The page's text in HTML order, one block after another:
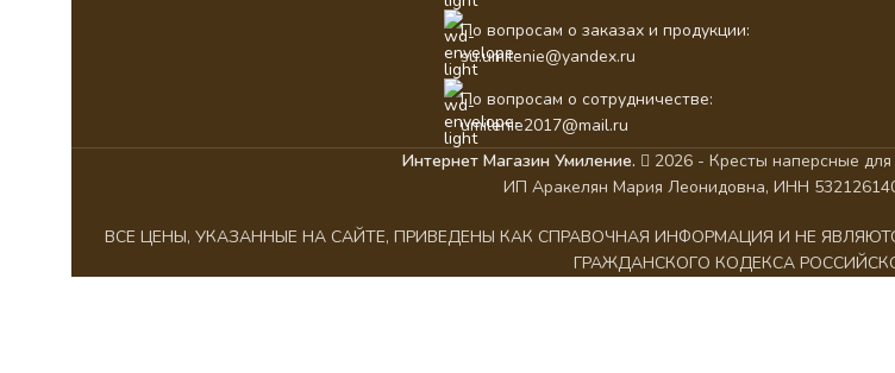
По вопросам о заказах и продукции:
su.umilenie@yandex.ru
По вопросам о сотрудничестве:
umilenie2017@mail.ru
Интернет Магазин Умиление.
2026 - Кресты наперсные
ИП Аракелян Мария Леонидовна, ИНН
ВСЕ ЦЕНЫ, УКАЗАННЫЕ НА САЙТЕ, ПРИВЕДЕНЫ КАК СПРАВОЧНАЯ ИНФОРМАЦИЯ И НЕ
ГРАЖДАНСКОГО КОДЕКСА